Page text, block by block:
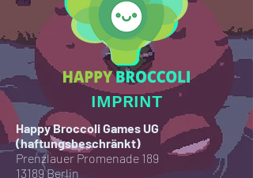
IMPRINT
Happy Broccoli Games UG
(haftungsbeschränkt)
Prenzlauer Promenade 189
13189 Berlin